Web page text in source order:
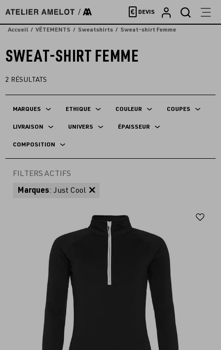
directement
au
€ DEVIS
Accueil VÊTEMENTS Sweatshirts Sweat-shirt Femme
SWEAT-SHIRT FEMME
2 RÉSULTATS
MARQUES ETHIQUE COULEUR COUPES
LIVRAISON UNIVERS ÉPAISSEUR
COMPOSITION
FILTERS ACTIFS
Marques: Just Cool